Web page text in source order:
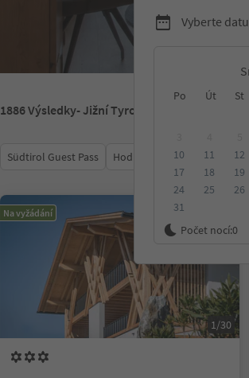
Vyberte
Po Út St
10
11 12
17
18 19
24
25 26
31
Počet nocí:0
1886Výsledky- Jižní Tyrolsko
Südtirol Guest Pass Hodnocení Kategorie
Na vyžádání
1/30